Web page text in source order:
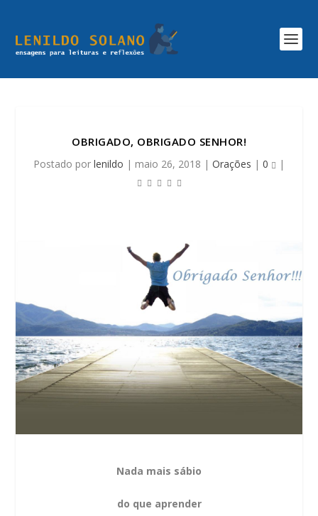
OBRIGADO, OBRIGADO SENHOR!
Postado por lenildo | maio 26, 2018 | Orações | 0 |
Nada mais sábio
do que aprender